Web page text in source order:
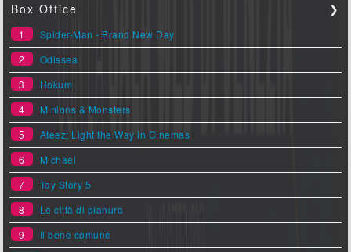
Box Office ❯
1
Spider-Man - Brand New Day
2
Odissea
3
Hokum
4
Minions & Monsters
5
Ateez: Light the Way in Cinemas
6
Michael
7
Toy Story 5
8
Le città di pianura
9
Il bene comune